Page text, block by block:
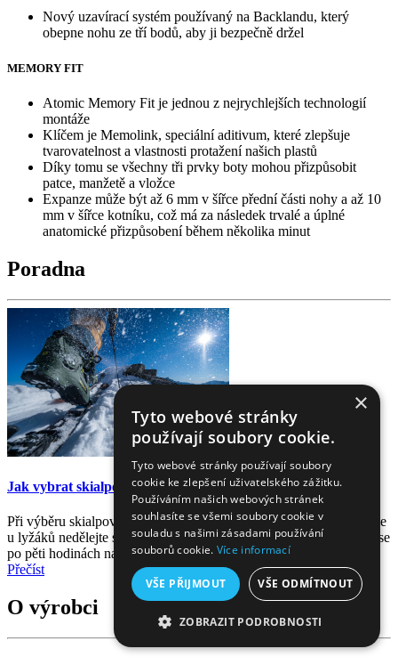
Nový uzavírací systém používaný na Backlandu, který
obepne nohu ze tří bodů, aby ji bezpečně držel
MEMORY FIT
Atomic Memory Fit je jednou z nejrychlejších technologií
montáže
Klíčem je Memolink, speciální aditivum, které zlepšuje
tvarovatelnost a vlastnosti protažení našich plastů
Díky tomu se všechny tři prvky boty mohou přizpůsobit
patce, manžetě a vložce
Expanze může být až 6 mm v šířce přední části nohy a až 10
mm v šířce kotníku, což má za následek trvalé a úplné
anatomické přizpůsobení během několika minut
Poradna
Jak vybrat skialpové boty
Při výběru skialpových lyží či vázání můžete v ledasčem slevit – ale
u lyžáků nedělejte sebemenší kompromisy. I drobná nedokonalost se
po pěti hodinách na túře může proměnit v utrpení.
Přečíst
O výrobci
×
Tyto webové stránky
používají soubory cookie.
Tyto webové stránky používají soubory
cookie ke zlepšení uživatelského zážitku.
Používáním našich webových stránek
souhlasíte se všemi soubory cookie v
souladu s našimi zásadami používání
souborů cookie. Více informací
VŠE PŘIJMOUT VŠE ODMÍTNOUT
ZOBRAZIT PODROBNOSTI
NEZBYTNĚ NUTNÉ SOUBORY